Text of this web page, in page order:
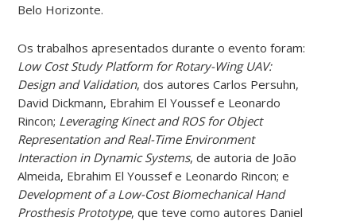
Belo Horizonte.
Os trabalhos apresentados durante o evento foram:
Low Cost Study Platform for Rotary-Wing UAV:
Design and Validation, dos autores Carlos Persuhn,
David Dickmann, Ebrahim El Youssef e Leonardo
Rincon; Leveraging Kinect and ROS for Object
Representation and Real-Time Environment
Interaction in Dynamic Systems, de autoria de João
Almeida, Ebrahim El Youssef e Leonardo Rincon; e
Development of a Low-Cost Biomechanical Hand
Prosthesis Prototype, que teve como autores Daniel